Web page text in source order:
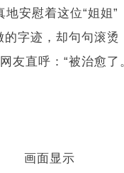
地安慰着这位“姐姐”
的字迹，却句句滚烫
友直呼：“被治愈了
画面显示